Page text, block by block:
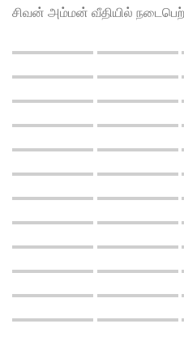
சிவன் அம்மன் வீதியில்